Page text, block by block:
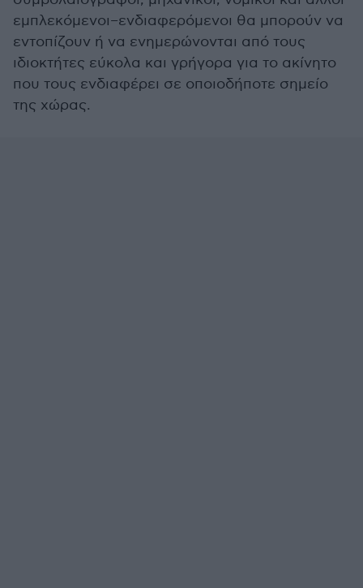
εμπλεκόμενοι–ενδιαφερόμενοι θα μπορούν να
εντοπίζουν ή να ενημερώνονται από τους
ιδιοκτήτες εύκολα και γρήγορα για το ακίνητο
που τους ενδιαφέρει σε οποιοδήποτε σημείο
της χώρας.